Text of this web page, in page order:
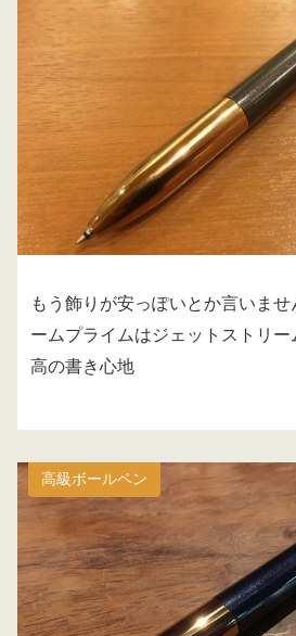
もう飾りが安っぽいとか言いませ
ームプライムはジェットストリ
高の書き心地
高級ボールペン